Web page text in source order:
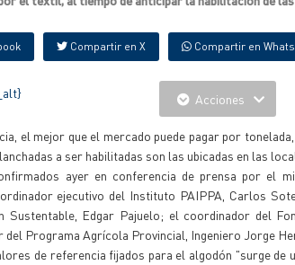
Compartir en X Compartir en
Acciones
el mejor que el mercado puede pagar por
a ser habilitadas son las ubicadas en las
ayer en conferencia de prensa por el
ejecutivo del Instituto PAIPPA, Carlos
Sustentable, Edgar Pajuelo; el coordinador del
Programa Agrícola Provincial, Ingeniero Jorge
de referencia fijados para el algodón "surge